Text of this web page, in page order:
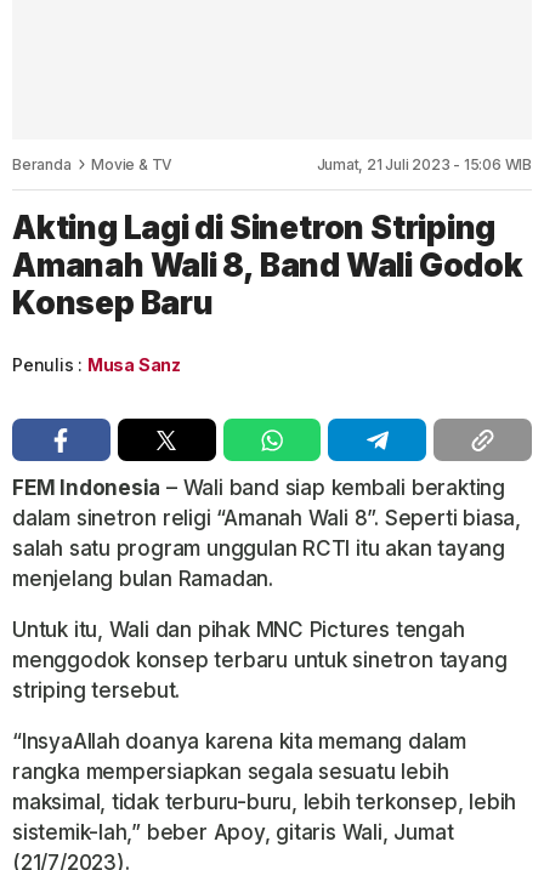
Beranda Movie & TV Jumat, 21 Juli 2023 - 15:06 WIB
Akting Lagi di Sinetron Striping
Amanah Wali 8, Band Wali Godok
Konsep Baru
Penulis : Musa Sanz
FEM Indonesia – Wali band siap kembali berakting
dalam sinetron religi “Amanah Wali 8”. Seperti biasa,
salah satu program unggulan RCTI itu akan tayang
menjelang bulan Ramadan.
Untuk itu, Wali dan pihak MNC Pictures tengah
menggodok konsep terbaru untuk sinetron tayang
striping tersebut.
“InsyaAllah doanya karena kita memang dalam
rangka mempersiapkan segala sesuatu lebih
maksimal, tidak terburu-buru, lebih terkonsep, lebih
sistemik-lah,” beber Apoy, gitaris Wali, Jumat
(21/7/2023).